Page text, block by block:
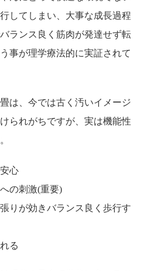
してしまい、大事な成長過程
ランス良く筋肉が発達せず転
事が理学療法的に実証されて
は、今では古く汚いイメージ
られがちですが、実は機能性
心
の刺激(重要)
りが効きバランス良く歩行す
る